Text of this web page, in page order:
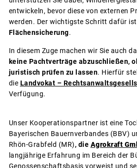
entwickeln, bevor diese von externen
werden. Der wichtigste Schritt dafür
Flächensicherung.
In diesem Zuge machen wir Sie auch
keine Pachtverträge abzuschließen,
juristisch prüfen zu lassen. Hierfür
die Landvokat –
Verfügung.
Unser Kooperationspartner ist eine
Bayerischen Bauernverbandes (BBV)
Rhön-Grabfeld (MR), die Agrokraft
langjährige Erfahrung im Bereich der
Genossenschaftsbasis vorweist und